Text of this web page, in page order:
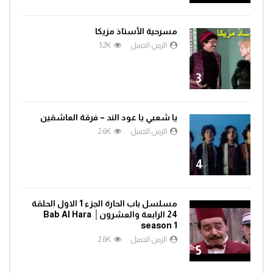
3
مسرحية الأستاذ مزيكا
الزمن الجميل 3.2K
4
يا شعبي يا عود الند – فرقة العاشقين
الزمن الجميل 2.6K
5
مسلسل باب الحارة الجزء 1 الاول الحلقة
24 الرابعة والعشرون│ Bab Al Hara
season 1
الزمن الجميل 2.6K